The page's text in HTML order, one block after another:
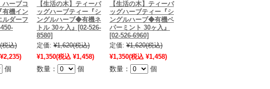
ハーブコ
有機イン
ルダーフ
(税込)
個
【生活の木】ティーバ
ッグハーブティー『シ
ングルハーブ◆有機ネ
トル 30ヶ入』[02-526-
8580]
定価: ¥1,620(税込)
¥1,350(税込 ¥1,458)
数量： 個
【生活の木】ティーバ
ッグハーブティー『シ
ングルハーブ◆有機ペ
パーミント 30ヶ入』
[02-526-6960]
定価: ¥1,620(税込)
¥1,350(税込 ¥1,458)
数量： 個